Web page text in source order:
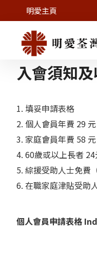
明愛主頁
入會須知
1. 填妥申請表格
2. 個人會員年費 29 元
3. 家庭會員年費 58 元
4. 60歲或以上長者
5. 綜援受助人士免費
6. 在職家庭津貼受助
個人會員申請表格